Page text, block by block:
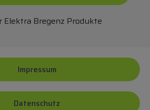
Elektra Bregenz Produkte
Impressum
Datenschutz